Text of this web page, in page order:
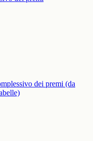
dei premi (da